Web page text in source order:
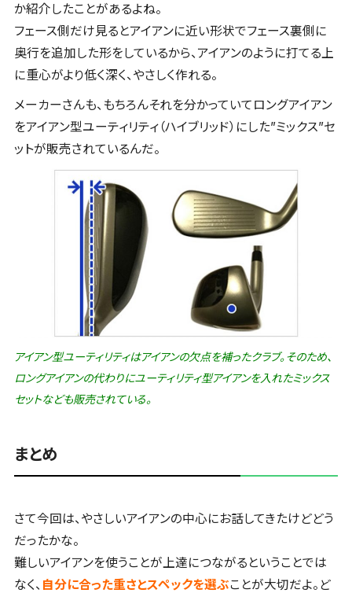
か紹介したことがあるよね。
フェース側だけ見るとアイアンに近い形状でフェース裏側に
奥行を追加した形をしているから、アイアンのように打てる上
に重心がより低く深く、やさしく作れる。
メーカーさんも、もちろんそれを分かっていてロングアイアン
をアイアン型ユーティリティ（ハイブリッド）にした”ミックス”セ
ットが販売されているんだ。
アイアン型ユーティリティはアイアンの欠点を補ったクラブ。そのため、
ロングアイアンの代わりにユーティリティ型アイアンを入れたミックス
セットなども販売されている。
まとめ
さて今回は、やさしいアイアンの中心にお話してきたけどどう
だったかな。
難しいアイアンを使うことが上達につながるということでは
なく、 自分に合った重さとスペックを選ぶことが大切だよ。ど